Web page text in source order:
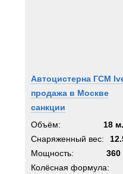
Автоцистерна ГСМ
продажа в Москве
санкции
Объём:
18
Снаряженный вес:
Мощность:
360
Колёсная формула: